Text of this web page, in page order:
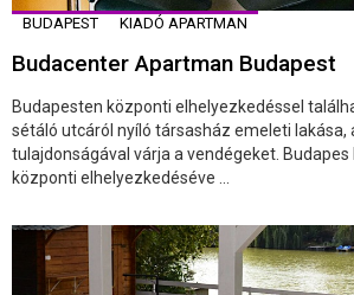
BUDAPEST KIADÓ APARTMAN
Budacenter Apartman Budapest
Budapesten központi elhelyezkedéssel
sétáló utcáról nyíló társasház emeleti lakása,
tulajdonságával várja a vendégeket.
központi elhelyezkedéséve ...